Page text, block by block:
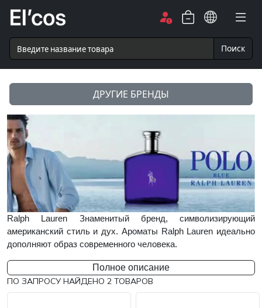
Поиск
ДРУГИЕ БРЕНДЫ
Ralph Lauren Знаменитый бренд, символизирующий
американский стиль и дух. Ароматы Ralph Lauren идеально
дополняют образ современного человека.
Полное описание
ПО ЗАПРОСУ НАЙДЕНО 2 ТОВАРОВ